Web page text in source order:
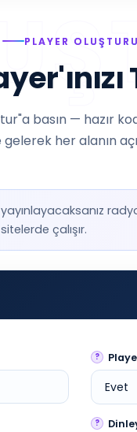
PLAYER
basın — hazır
her alanın
çalışır.